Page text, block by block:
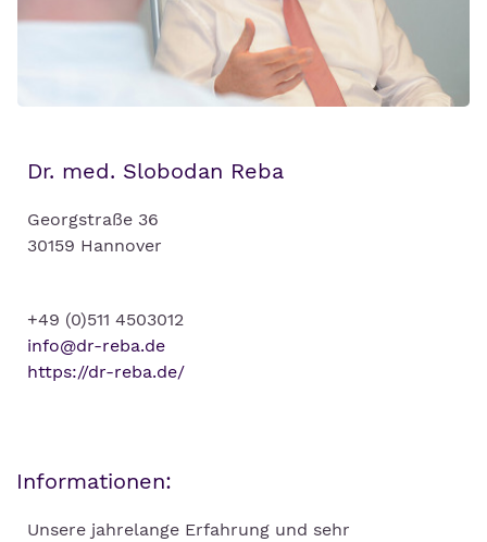
Dr. med. Slobodan Reba
Georgstraße 36
30159 Hannover
+49 (0)511 4503012
info@dr-reba.de
https://dr-reba.de/
Informationen:
Unsere jahrelange Erfahrung und sehr